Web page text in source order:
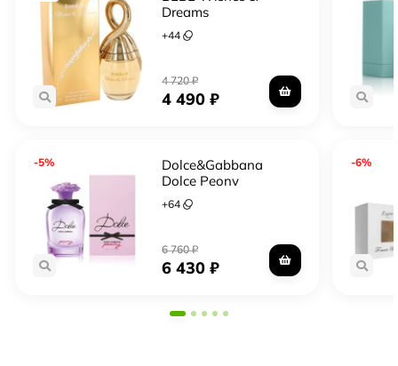
Dreams
+44
4 720₽
4 490₽
-5%
Dolce&Gabbana
Dolce Peony
+64
6 760₽
6 430₽
-6%